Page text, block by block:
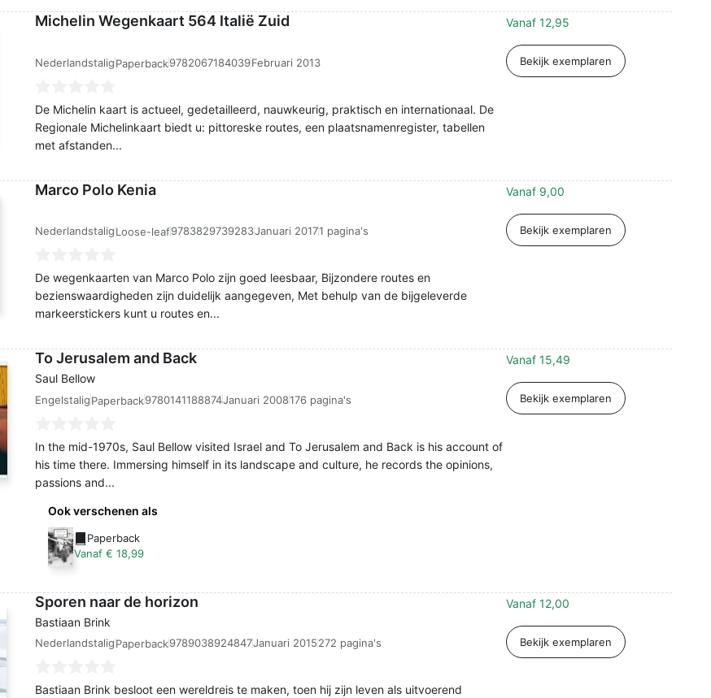
Michelin Wegenkaart 564 Italië Zuid
NederlandstaligPaperback9782067184039Februari 2013
De Michelin kaart is actueel, gedetailleerd, nauwkeurig, praktisch en internationaal. De
Regionale Michelinkaart biedt u: pittoreske routes, een plaatsnamenregister, tabellen
met afstanden...
Vanaf 12,95
Bekijk exemplaren
Marco Polo Kenia
NederlandstaligLoose-leaf9783829739283Januari 20171 pagina's
De wegenkaarten van Marco Polo zijn goed leesbaar, Bijzondere routes en
bezienswaardigheden zijn duidelijk aangegeven, Met behulp van de bijgeleverde
markeerstickers kunt u routes en...
Vanaf 9,00
Bekijk exemplaren
To Jerusalem and Back
Saul Bellow
EngelstaligPaperback9780141188874Januari 2008176 pagina's
In the mid-1970s, Saul Bellow visited Israel and To Jerusalem and Back is his account of
his time there. Immersing himself in its landscape and culture, he records the opinions,
passions and...
Vanaf 15,49
Bekijk exemplaren
Ook verschenen als
Paperback
Vanaf € 18,99
Sporen naar de horizon
Bastiaan Brink
NederlandstaligPaperback9789038924847Januari 2015272 pagina's
Bastiaan Brink besloot een wereldreis te maken, toen hij zijn leven als uitvoerend
Vanaf 12,00
Bekijk exemplaren